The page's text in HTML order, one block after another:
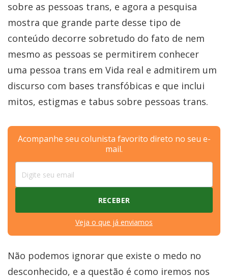
sobre as pessoas trans, e agora a pesquisa
mostra que grande parte desse tipo de
conteúdo decorre sobretudo do fato de nem
mesmo as pessoas se permitirem conhecer
uma pessoa trans em Vida real e admitirem um
discurso com bases transfóbicas e que inclui
mitos, estigmas e tabus sobre pessoas trans.
Acompanhe seu colunista favorito direto no seu e-
mail.
Veja o que já enviamos
Não podemos ignorar que existe o medo no
desconhecido, e a questão é como iremos nos